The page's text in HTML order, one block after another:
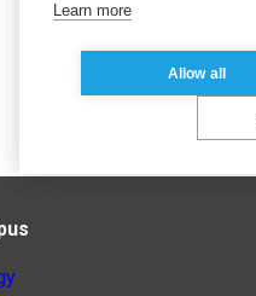
Learn more
Allow all